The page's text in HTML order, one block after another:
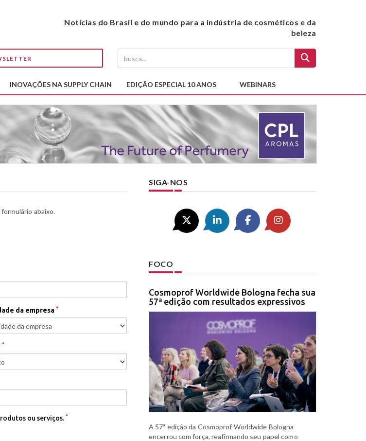
Notícias do Brasil e do mundo para a indústria de cosméticos e da
beleza
INOVAÇÕES NA SUPPLY CHAIN EDIÇÃO ESPECIAL 10 ANOS WEBINARS
abaixo.
da empresa *
*
ou serviços. *
SIGA-NOS
FOCO
Cosmoprof Worldwide Bologna fecha sua
57ª edição com resultados expressivos
A 57ª edição da Cosmoprof Worldwide Bologna
encerrou com força, reafirmando seu papel como